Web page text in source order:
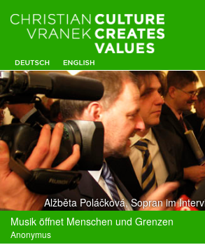
Alžběta Poláčková, Sopran im
Musik öffnet Menschen und Grenzen
Anonymus